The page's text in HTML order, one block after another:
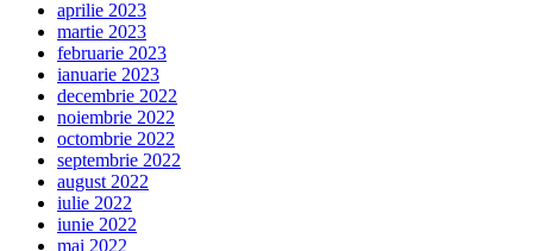
aprilie 2023
martie 2023
februarie 2023
ianuarie 2023
decembrie 2022
noiembrie 2022
octombrie 2022
septembrie 2022
august 2022
iulie 2022
iunie 2022
mai 2022